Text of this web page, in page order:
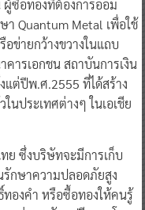
ซื้อทองที่ต้องการออม
า Quantum Metal เพื่อใช้
อข่ายกว้างขวางในแถบ
คารเอกชน สถาบันการเงิน
แต่ปีพ.ศ.2555 ที่ได้สร้าง
นประเทศต่างๆ ในเอเชีย
ย ซึ่งบริษัทจะมีการเก็บ
กษาความปลอดภัยสูง
องคำ หรือซื้อทองให้คนรู้